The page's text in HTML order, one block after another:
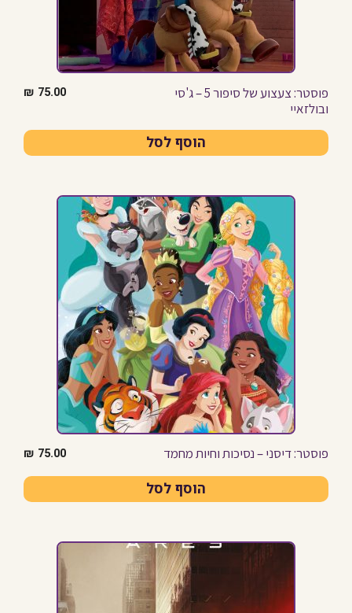
פוסטר: צעצוע של סיפור 5 – ג'סי
ובולזאיי
75.00
₪
הוסף לסל
פוסטר: דיסני – נסיכות וחיות מחמד 75.00
₪
הוסף לסל